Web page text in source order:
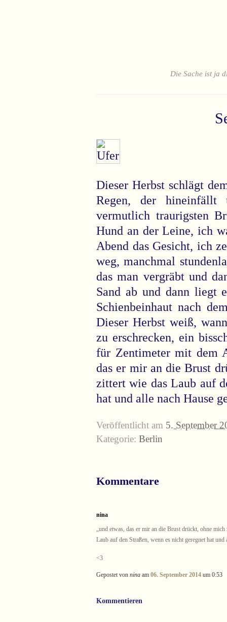
Die Sache ist ja
Dieser Herbst schlägt
Regen, der
vermutlich traurigsten
Hund an der Leine, ich
Abend das Gesicht, ich
weg, manchmal
das man vergräbt und
Sand ab und dann liegt
Schienbeinhaut nach
Dieser Herbst weiß,
zu erschrecken, ein
für Zentimeter mit dem
das er mir an die Brust
zittert wie das Laub auf
hat und alle nach Hause
Veröffentlicht am 5. September
Kategorie: Berlin
Kommentare
nina
„und etwas, das er mir an die Brust drückt, ohne
Laub auf den Straßen, wenn es nicht geregnet hat und
<3
Gepostet von nina am 06. September 2014 um 0:53
Kommentieren